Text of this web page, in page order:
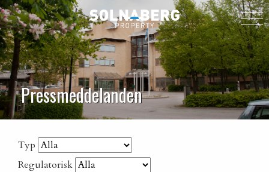
Pressmeddelanden
Typ
Regulatorisk